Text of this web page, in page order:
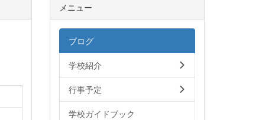
メニュー
ブログ
学校紹介
行事予定
学校ガイドブック